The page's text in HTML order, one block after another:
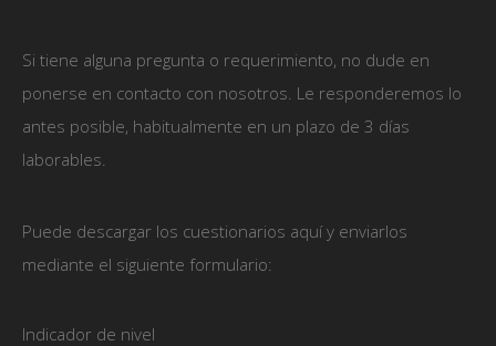
Si tiene alguna pregunta o requerimiento, no dude en
ponerse en contacto con nosotros. Le responderemos lo
antes posible, habitualmente en un plazo de 3 días
laborables.
Puede descargar los cuestionarios aquí y enviarlos
mediante el siguiente formulario:
Indicador de nivel